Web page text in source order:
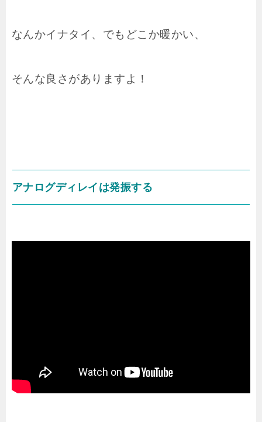
なんかイナタイ、でもどこか暖かい、
そんな良さがありますよ！
アナログディレイは発振する